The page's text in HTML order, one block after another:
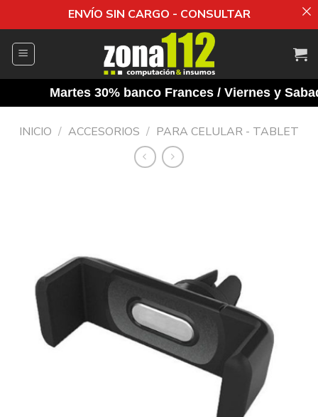
ENVÍO SIN CARGO - CONSULTAR
Martes 30% banco Frances / Viernes y
INICIO / ACCESORIOS / PARA CELULAR - TABLET